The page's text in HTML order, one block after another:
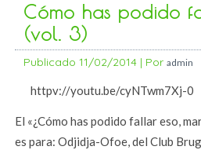
Cómo has podido
(vol. 3)
Publicado 11/02/2014 | Por admin
httpv://youtu.be/cyNTwm7Xj-0
El «¿Cómo has podido fallar eso,
es para: Odjidja-Ofoe, del Club